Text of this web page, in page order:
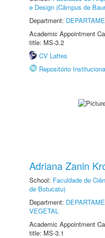
e Design (Câmpus de
Department:
Academic Appointment
title: MS-3.2
CV Lattes
Repositório
Adriana Zanin
School: Faculdade de
de Botucatu)
Department:
VEGETAL
Academic Appointment
title: MS-3.1